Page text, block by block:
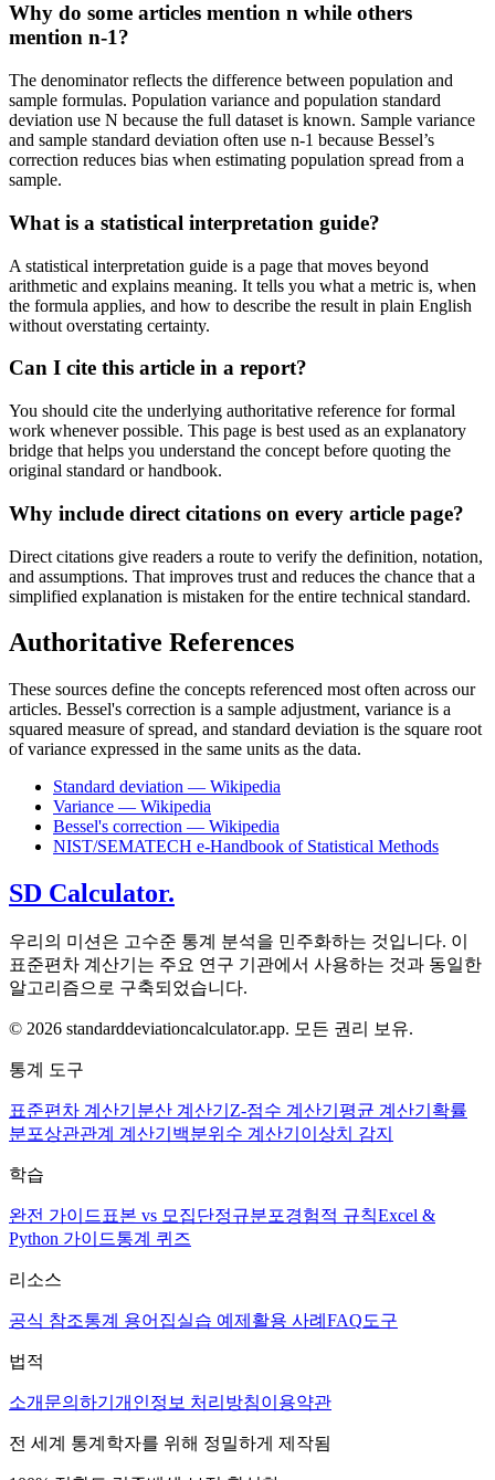
Why do some articles mention n while others
mention n-1?
The denominator reflects the difference between population and
sample formulas. Population variance and population standard
deviation use N because the full dataset is known. Sample variance
and sample standard deviation often use n-1 because Bessel’s
correction reduces bias when estimating population spread from a
sample.
What is a statistical interpretation guide?
A statistical interpretation guide is a page that moves beyond
arithmetic and explains meaning. It tells you what a metric is, when
the formula applies, and how to describe the result in plain English
without overstating certainty.
Can I cite this article in a report?
You should cite the underlying authoritative reference for formal
work whenever possible. This page is best used as an explanatory
bridge that helps you understand the concept before quoting the
original standard or handbook.
Why include direct citations on every article page?
Direct citations give readers a route to verify the definition, notation,
and assumptions. That improves trust and reduces the chance that a
simplified explanation is mistaken for the entire technical standard.
Authoritative References
These sources define the concepts referenced most often across our
articles. Bessel's correction is a sample adjustment, variance is a
squared measure of spread, and standard deviation is the square root
of variance expressed in the same units as the data.
Standard deviation — Wikipedia
Variance — Wikipedia
Bessel's correction — Wikipedia
NIST/SEMATECH e-Handbook of Statistical Methods
SD Calculator.
우리의 미션은 고수준 통계 분석을 민주화하는 것입니다. 이
표준편차 계산기는 주요 연구 기관에서 사용하는 것과 동일한
알고리즘으로 구축되었습니다.
© 2026 standarddeviationcalculator.app. 모든 권리 보유.
통계 도구
표준편차 계산기 분산 계산기 Z-점수 계산기 평균 계산기 확률
분포상관관계 계산기 백분위수 계산기 이상치 감지
학습
완전 가이드 표본 vs 모집단정규분포경험적 규칙Excel &
Python 가이드통계 퀴즈
리소스
공식 참조통계 용어집실습 예제 활용 사례 FAQ도구
법적
소개 문의하기 개인정보 처리방침이용약관
전 세계 통계학자를 위해 정밀하게 제작됨